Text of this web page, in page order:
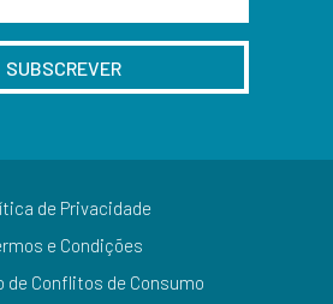
SUBSCREVER
de Privacidade
e Condições
de Conflitos de Consumo